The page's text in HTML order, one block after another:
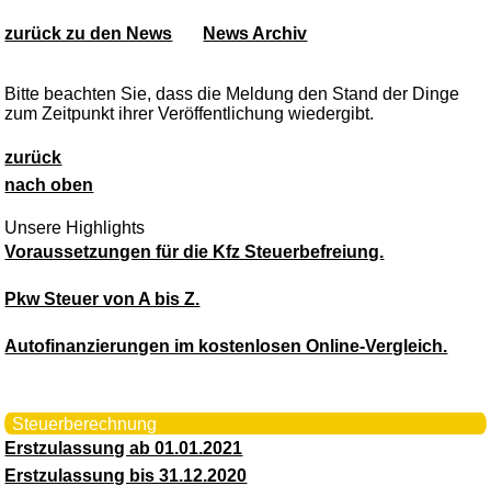
zurück zu den News News Archiv
Bitte beachten Sie, dass die Meldung den Stand der Dinge
zum Zeitpunkt ihrer Veröffentlichung wiedergibt.
zurück
nach oben
Unsere Highlights
Voraussetzungen für die Kfz Steuerbefreiung.
Pkw Steuer von A bis Z.
Autofinanzierungen im kostenlosen Online-Vergleich.
Steuerberechnung
Erstzulassung ab 01.01.2021
Erstzulassung bis 31.12.2020